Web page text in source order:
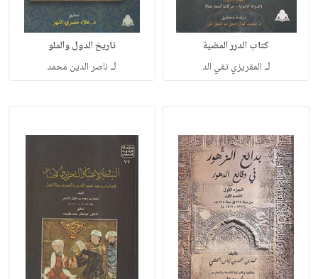
كتاب الدرر المضية
لـ المقريزي تقي الد
تاريخ الدول والملو
لـ ناصر الدين محمد